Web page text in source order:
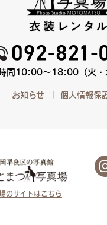
間10:00〜18:00（火・
お知らせ 個人情報保
のサイトはこちら